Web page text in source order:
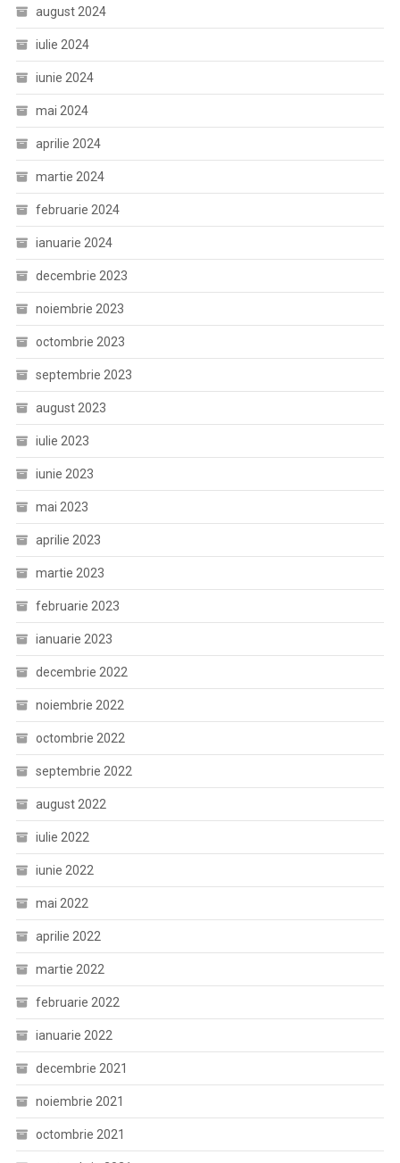
august 2024
iulie 2024
iunie 2024
mai 2024
aprilie 2024
martie 2024
februarie 2024
ianuarie 2024
decembrie 2023
noiembrie 2023
octombrie 2023
septembrie 2023
august 2023
iulie 2023
iunie 2023
mai 2023
aprilie 2023
martie 2023
februarie 2023
ianuarie 2023
decembrie 2022
noiembrie 2022
octombrie 2022
septembrie 2022
august 2022
iulie 2022
iunie 2022
mai 2022
aprilie 2022
martie 2022
februarie 2022
ianuarie 2022
decembrie 2021
noiembrie 2021
octombrie 2021